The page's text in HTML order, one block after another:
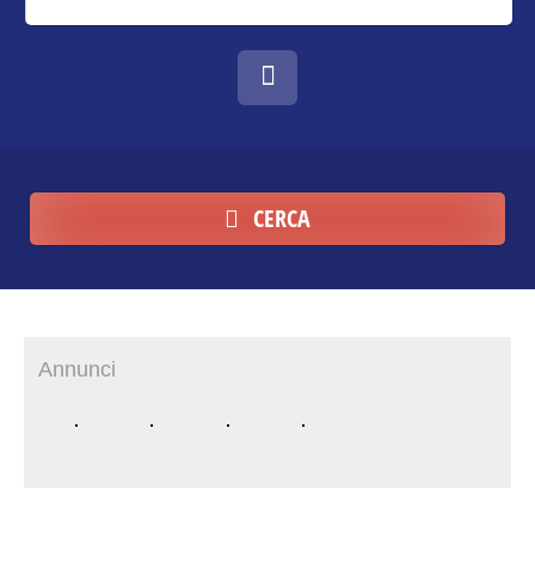
CERCA
Annunci